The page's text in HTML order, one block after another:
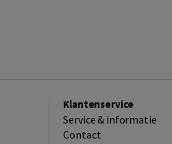
Klantenservice
Service & informatie
Contact